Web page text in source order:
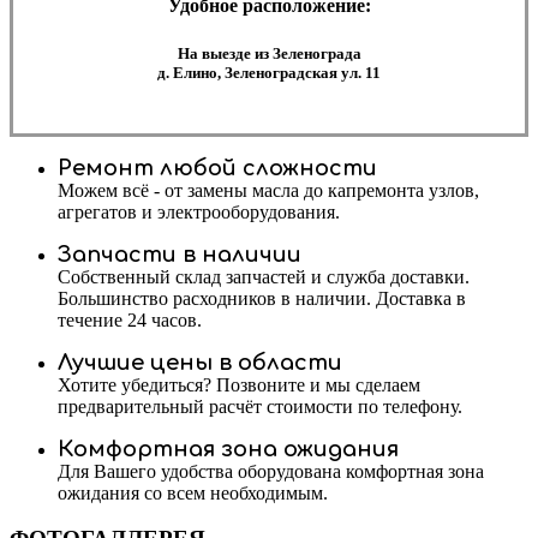
Удобное расположение:
На выезде из Зеленограда
д. Елино, Зеленоградская ул. 11
Ремонт любой сложности
Можем всё - от замены масла до капремонта узлов,
агрегатов и электрооборудования.
Запчасти в наличии
Собственный склад запчастей и служба доставки.
Большинство расходников в наличии. Доставка в
течение 24 часов.
Лучшие цены в области
Хотите убедиться? Позвоните и мы сделаем
предварительный расчёт стоимости по телефону.
Комфортная зона ожидания
Для Вашего удобства оборудована комфортная зона
ожидания со всем необходимым.